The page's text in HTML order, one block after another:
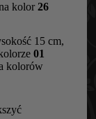
kolor 26
15 cm,
01
kolorów